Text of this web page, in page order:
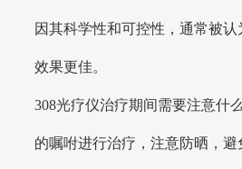
因其科学性和可控性，通常被
效果更佳。
308光疗仪治疗期间需要注意什
的嘱咐进行治疗，注意防晒，